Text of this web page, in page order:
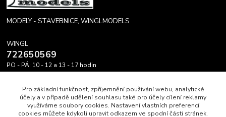
MODELY - STAVEBNICE, WINGLMODELS
WINGL
722650569
PO - PÁ: 10 - 12 a 13 - 17 hodin
Pro základní funkčnost, zpříjemnění používání webu, analytické
účely a v případě udělení souhlasu také pro účely cílení reklamy
využíváme soubory cookies. Nastavení vlastních preferencí
cookies můžete kdykoli upravit odkazem ve spodní části stránek.